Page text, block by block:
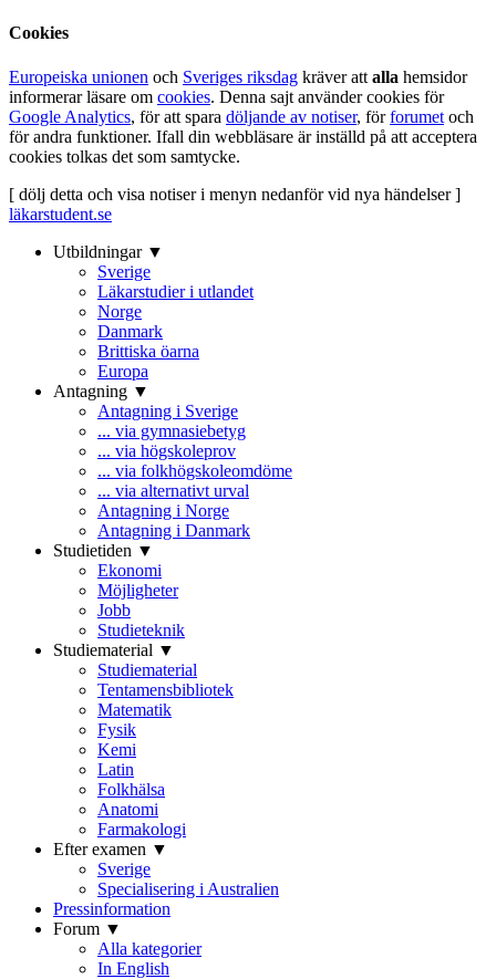
Cookies
Europeiska unionen och Sveriges riksdag kräver att alla hemsidor
informerar läsare om cookies. Denna sajt använder cookies för
Google Analytics, för att spara döljande av notiser, förforumet och
för andra funktioner. Ifall din webbläsare är inställd på att acceptera
cookies tolkas det som samtycke.
[ dölj detta och visa notiser i menyn nedanför vid nya händelser ]
läkarstudent.se
Utbildningar ▼
Sverige
Läkarstudier i utlandet
Norge
Danmark
Brittiska öarna
Europa
Antagning ▼
Antagning i Sverige
... via gymnasiebetyg
... via högskoleprov
... via folkhögskoleomdöme
... via alternativt urval
Antagning i Norge
Antagning i Danmark
Studietiden ▼
Ekonomi
Möjligheter
Jobb
Studieteknik
Studiematerial ▼
Studiematerial
Tentamensbibliotek
Matematik
Fysik
Kemi
Latin
Folkhälsa
Anatomi
Farmakologi
Efter examen ▼
Sverige
Specialisering i Australien
Pressinformation
Forum ▼
Alla kategorier
In English